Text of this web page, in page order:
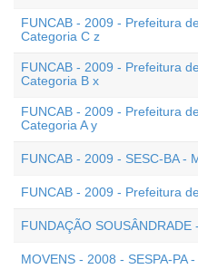
FUNCAB - 2009 - Prefeitura
Categoria C z
FUNCAB - 2009 - Prefeitura
Categoria B x
FUNCAB - 2009 - Prefeitura
Categoria A y
FUNCAB - 2009 - SESC-BA -
FUNCAB - 2009 - Prefeitura
FUNDAÇÃO
MOVENS - 2008 - SESPA-PA